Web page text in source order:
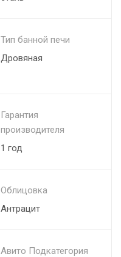
Тип банной печи
Дровяная
Гарантия
производителя
1 год
Облицовка
Антрацит
Авито Подкатегория